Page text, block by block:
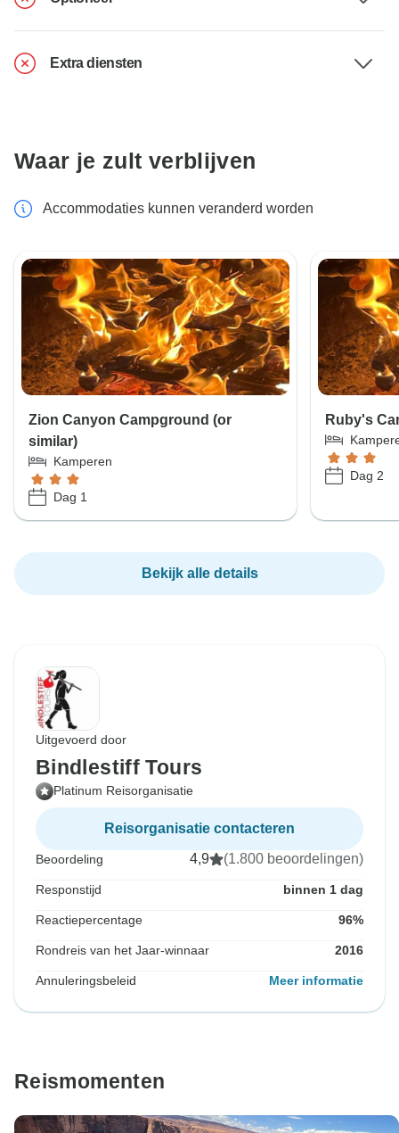
Extra diensten
Waar je zult verblijven
Accommodaties kunnen veranderd worden
Zion Canyon Campground (or
similar)
Kamperen
Dag 1
Ruby's
Dag 2
Bekijk alle details
Uitgevoerd door
Bindlestiff Tours
Platinum Reisorganisatie
Reisorganisatie contacteren
Beoordeling 4,9 (1.800 beoordelingen)
Responstijd binnen 1 dag
Reactiepercentage 96%
Rondreis van het Jaar-winnaar 2016
Annuleringsbeleid Meer informatie
Reismomenten